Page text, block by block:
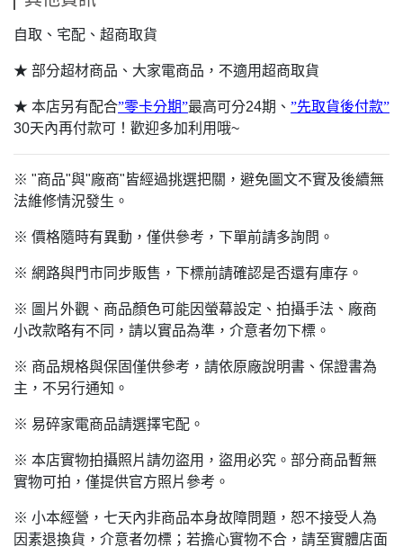
自取、宅配、超商取貨
★ 部分超材商品、大家電商品，不適用超商取貨
★ 本店另有配合”零卡分期”最高可分24期、 ”先取貨後付款”
30天內再付款可！歡迎多加利用哦~
※ "商品"與"廠商"皆經過挑選把關，避免圖文不實及後續無
法維修情況發生。
※ 價格隨時有異動，僅供參考，下單前請多詢問。
※ 網路與門市同步販售，下標前請確認是否還有庫存。
※ 圖片外觀、商品顏色可能因螢幕設定、拍攝手法、廠商
小改款略有不同，請以實品為準，介意者勿下標。
※ 商品規格與保固僅供參考，請依原廠說明書、保證書為
主，不另行通知。
※ 易碎家電商品請選擇宅配。
※ 本店實物拍攝照片請勿盜用，盜用必究。部分商品暫無
實物可拍，僅提供官方照片參考。
※ 小本經營，七天內非商品本身故障問題，恕不接受人為
因素退換貨，介意者勿標；若擔心實物不合，請至實體店面